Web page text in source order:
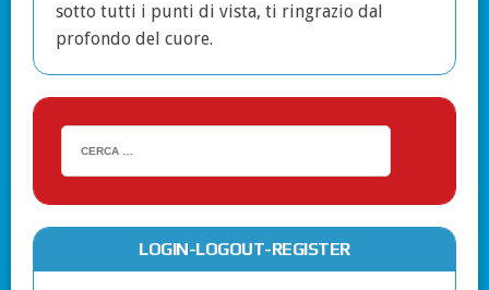
sotto tutti i punti di vista, ti ringrazio dal
profondo del cuore.
LOGIN-LOGOUT-REGISTER